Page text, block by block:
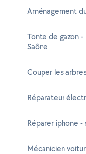
Aménagement
Tonte de gazon -
Saône
Couper les
Réparateur
Réparer iphone -
Mécanicien